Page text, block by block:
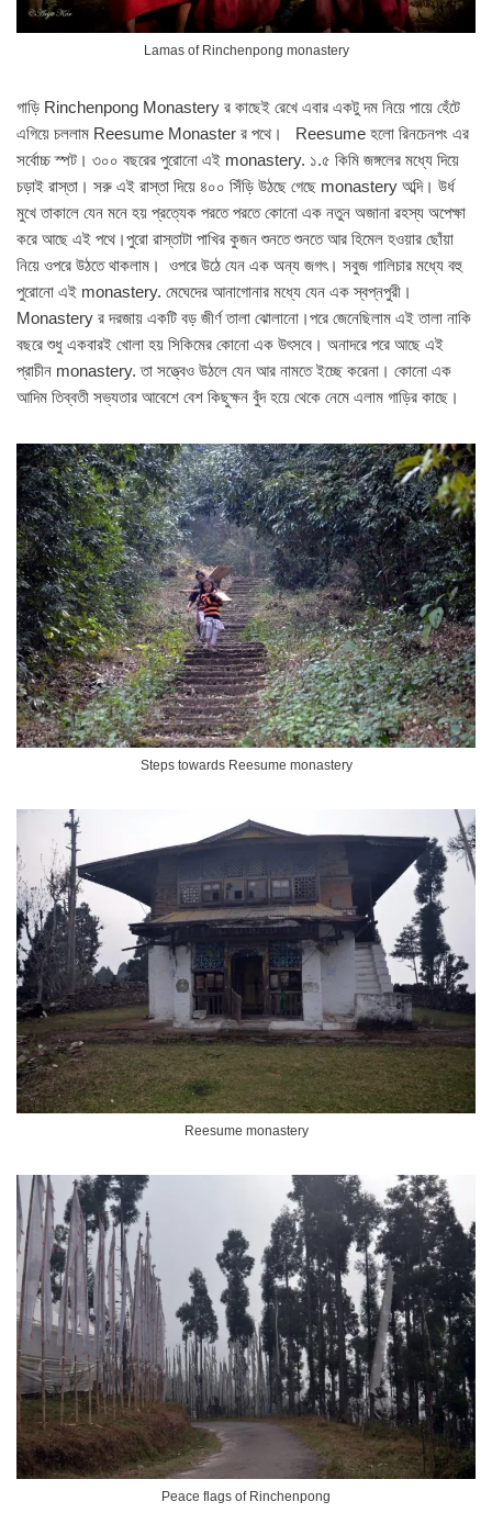
Lamas of Rinchenpong monastery
গাড়ি Rinchenpong Monastery র কাছেই রেখে এবার একটু দম নিয়ে পায়ে হেঁটে
এগিয়ে চললাম Reesume Monaster র পথে। Reesume হলো রিনচেনপং এর
সর্বোচ্চ স্পট। ৩০০ বছরের পুরোনো এই monastery. ১.৫ কিমি জঙ্গলের মধ্যে দিয়ে
চড়াই রাস্তা। সরু এই রাস্তা দিয়ে ৪০০ সিঁড়ি উঠছে গেছে monastery অব্দি। উর্ধ
মুখে তাকালে যেন মনে হয় প্রত্যেক পরতে পরতে কোনো এক নতুন অজানা রহস্য অপেক্ষা
করে আছে এই পথে।পুরো রাস্তাটা পাখির কুজন শুনতে শুনতে আর হিমেল হওয়ার ছোঁয়া
নিয়ে ওপরে উঠতে থাকলাম। ওপরে উঠে যেন এক অন্য জগৎ। সবুজ গালিচার মধ্যে বহু
পুরোনো এই monastery. মেঘেদের আনাগোনার মধ্যে যেন এক স্বপ্নপুরী।
Monastery র দরজায় একটি বড় জীর্ণ তালা ঝোলানো।পরে জেনেছিলাম এই তালা নাকি
বছরে শুধু একবারই খোলা হয় সিকিমের কোনো এক উৎসবে। অনাদরে পরে আছে এই
প্রাচীন monastery. তা সত্ত্বেও উঠলে যেন আর নামতে ইচ্ছে করেনা। কোনো এক
আদিম তিব্বতী সভ্যতার আবেশে বেশ কিছুক্ষন বুঁদ হয়ে থেকে নেমে এলাম গাড়ির কাছে।
Steps towards Reesume monastery
Reesume monastery
Peace flags of Rinchenpong